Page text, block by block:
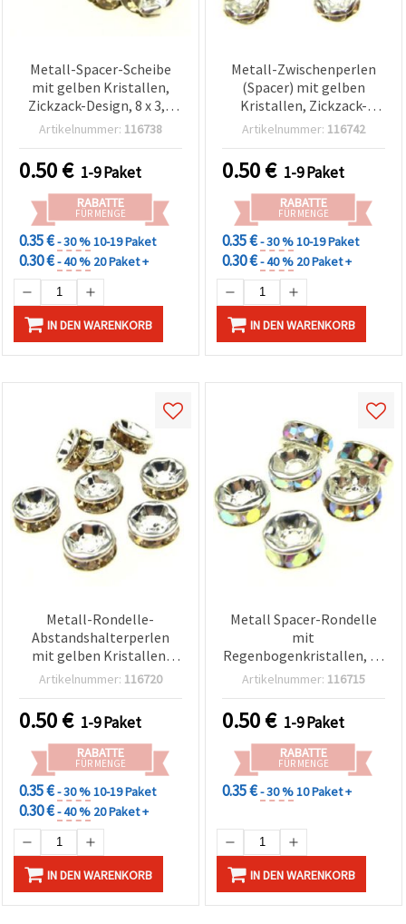
Metall-Spacer-Scheibe
mit gelben Kristallen,
Zickzack-Design, 8 x 3,5
mm, Loch 1,5 mm,
Artikelnummer: 116738
0.50€ 1-9 Paket
RABATTE
FÜR MENGE
0.35 €- 30 %10-19 Paket
0.30 €- 40 % 20 Paket +
IN DEN WARENKORB
Metall-Zwischenperlen
(Spacer) mit gelben
Kristallen, Zickzack-
Design, 6x3 mm, Loch 1,5
Artikelnummer: 116742
0.50€ 1-9 Paket
RABATTE
FÜR MENGE
0.35 €- 30 %10-19 Paket
0.30 €- 40 % 20 Paket +
IN DEN WARENKORB
Metall-Rondelle-
Abstandshalterperlen
mit gelben Kristallen,
Farbe Weiß, 6 x 3 mm,
Artikelnummer: 116720
0.50€ 1-9 Paket
RABATTE
FÜR MENGE
0.35 €- 30 %10-19 Paket
0.30 €- 40 % 20 Paket +
IN DEN WARENKORB
Metall Spacer-Rondelle
mit
Regenbogenkristallen, A-
Qualität, 6 x 3 mm, Loch: 1
Artikelnummer: 116715
0.50€ 1-9 Paket
RABATTE
FÜR MENGE
0.35 €- 30 %10 Paket +
IN DEN WARENKORB